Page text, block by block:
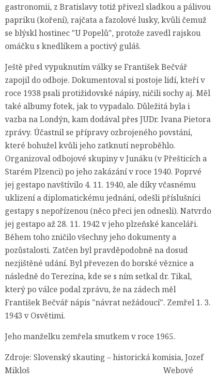
gastronomii, z Bratislavy totiž přivezl sladkou a pálivou
papriku (koření), rajčata a fazolové lusky, kvůli čemuž
se blýskl hostinec "U Popelů", protože zavedl rajskou
omáčku s knedlíkem a poctivý guláš.
Ještě před vypuknutím války se František Bečvář
zapojil do odboje. Dokumentoval si postoje lidí, kteří v
roce 1938 psali protižidovské nápisy, ničili sochy aj. Měl
také albumy fotek, jak to vypadalo. Důležitá byla i
vazba na Londýn, kam dodával přes JUDr. Ivana Pietora
zprávy. Účastnil se přípravy ozbrojeného povstání,
které bohužel kvůli jeho zatknutí neproběhlo.
Organizoval odbojové skupiny v Junáku (v Přešticích a
Starém Plzenci) po jeho zakázání v roce 1940. Poprvé
jej gestapo navštívilo 4. 11. 1940, ale díky včasnému
uklizení a diplomatickému jednání, odešli příslušníci
gestapy s nepořízenou (něco přeci jen odnesli). Natvrdo
jej gestapo až 28. 11. 1942 v jeho plzeňské kanceláři.
Během toho zničilo všechny jeho dokumenty a
pozůstalosti. Zatčen byl pravděpodobně na dosud
nezjištěné udání. Byl převezen do borské věznice a
následně do Terezína, kde se s ním setkal dr. Tikal,
který po válce podal zprávu, že na zádech měl
František Bečvář nápis "návrat nežádoucí". Zemřel 1. 3.
1943 v Osvětimi.
Jeho manželku zemřela smutkem v roce 1965.
Zdroje: Slovenský skauting – historická komisia, Jozef
Mikloš Webové